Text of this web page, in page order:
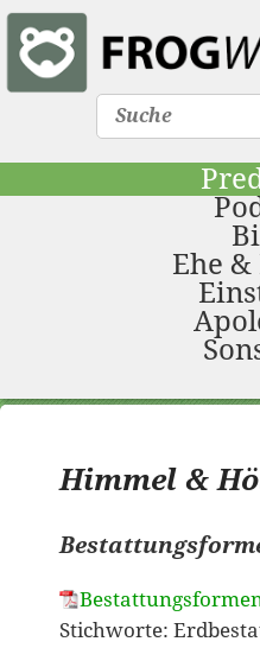
Ehe
Himmel &
Stichworte: